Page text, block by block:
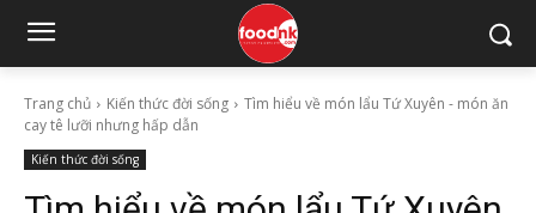
Trang chủ Kiến thức đời sống
Tìm hiểu về món lẩu Tứ Xuyên - món ăn
cay tê lưỡi nhưng hấp dẫn
Kiến thức đời sống